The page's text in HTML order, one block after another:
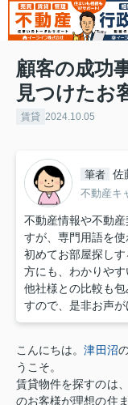
顧客の成功
見つけたお
賃貸 2024.10.05
筆者 佐
不動産キ
不動産情報や不動
すが、専門用語を使
初めてお部屋探し
方にも、わかりやす
他社様との比較も
すので、是非お声が
こんにちは。津田沼
うこそ。
賃貸物件を探すのは
のお客様が理想の住